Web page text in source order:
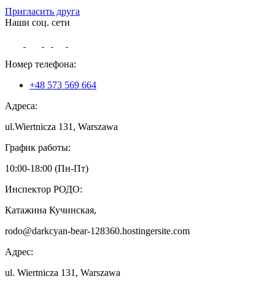
Пригласить друга
Наши соц. сети
Номер телефона:
+48 573 569 664
Адреса:
ul.Wiertnicza 131, Warszawa
График работы:
10:00-18:00 (Пн-Пт)
Инспектор РОДО:
Катажина Кучинская,
rodo@darkcyan-bear-128360.hostingersite.com
Адрес:
ul. Wiertnicza 131, Warszawa